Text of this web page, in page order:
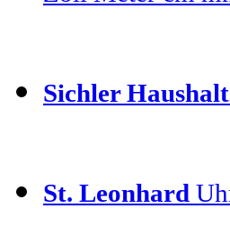
Sichler
St. Leonhard